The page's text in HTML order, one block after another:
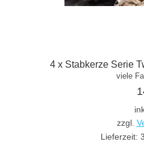
4 x Stabkerze Serie
viele
zzgl.
Lieferzeit: